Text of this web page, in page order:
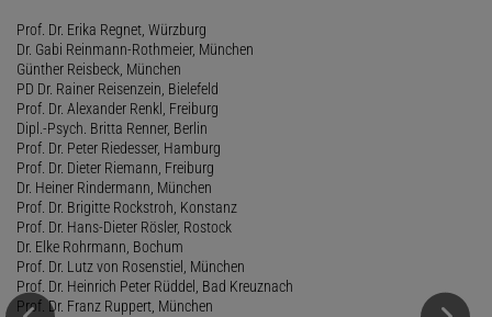
Prof. Dr. Erika Regnet, Würzburg
Dr. Gabi Reinmann-Rothmeier, München
Günther Reisbeck, München
PD Dr. Rainer Reisenzein, Bielefeld
Prof. Dr. Alexander Renkl, Freiburg
Dipl.-Psych. Britta Renner, Berlin
Prof. Dr. Peter Riedesser, Hamburg
Prof. Dr. Dieter Riemann, Freiburg
Dr. Heiner Rindermann, München
Prof. Dr. Brigitte Rockstroh, Konstanz
Prof. Dr. Hans-Dieter Rösler, Rostock
Dr. Elke Rohrmann, Bochum
Prof. Dr. Lutz von Rosenstiel, München
Prof. Dr. Heinrich Peter Rüddel, Bad Kreuznach
Prof. Dr. Franz Ruppert, München